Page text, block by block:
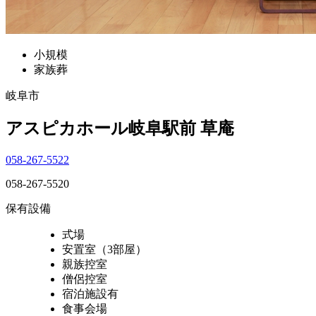
小規模
家族葬
岐阜市
アスピカホール岐阜駅前 草庵
058-267-5522
058-267-5520
保有設備
式場
安置室（3部屋）
親族控室
僧侶控室
宿泊施設有
食事会場